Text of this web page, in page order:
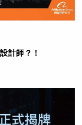
計師？！